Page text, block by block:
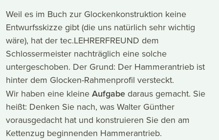
Weil es im Buch zur Glockenkonstruktion keine
Entwurfsskizze gibt (die uns natürlich sehr wichtig
wäre), hat der tec.LEHRERFREUND dem
Schlossermeister nachträglich eine solche
untergeschoben. Der Grund: Der Hammerantrieb ist
hinter dem Glocken-Rahmenprofil versteckt.
Wir haben eine kleine Aufgabe daraus gemacht. Sie
heißt: Denken Sie nach, was Walter Günther
vorausgedacht hat und konstruieren Sie den am
Kettenzug beginnenden Hammerantrieb.